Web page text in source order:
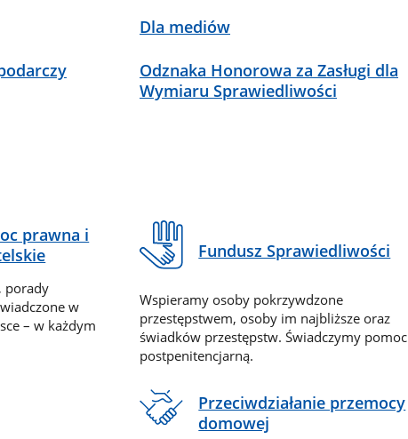
Dla mediów
Odznaka Honorowa za Zasługi dla
Wymiaru Sprawiedliwości
prawna i
porady
w
– w każdym
Fundusz Sprawiedliwości
Wspieramy osoby pokrzywdzone
przestępstwem, osoby im najbliższe oraz
świadków przestępstw. Świadczymy pomoc
postpenitencjarną.
Przeciwdziałanie przemocy
domowej